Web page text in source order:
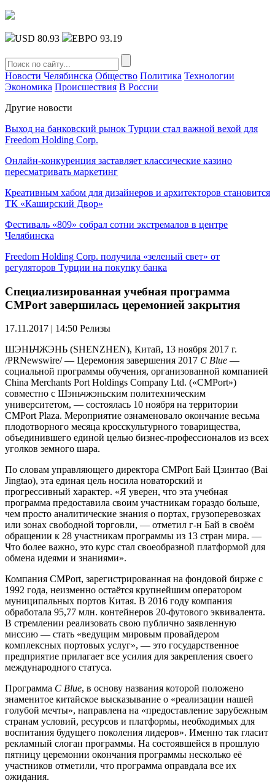
USD 80.93 ЕВРО 93.19
Новости Челябинска Общество Политика Технологии
Экономика Происшествия В России
Другие новости
Выход на банковский рынок Турции стал важной вехой для
Freedom Holding Corp.
Онлайн-конкуренция заставляет классические казино
пересматривать маркетинг
Креативным хабом для дизайнеров и архитекторов становится
ТК «Каширский Двор»
Фестиваль «809» собрал сотни экстремалов в центре
Челябинска
Freedom Holding Corp. получила «зеленый свет» от
регуляторов Турции на покупку банка
Специализированная учебная программа
CMPort завершилась церемонией закрытия
17.11.2017 | 14:50 Релизы
ШЭНЬЧЖЭНЬ (SHENZHEN), Китай, 13 ноября 2017 г.
/PRNewswire/ — Церемония завершения 2017 C Blue —
социальной программы обучения, организованной компанией
China Merchants Port Holdings Company Ltd. («CMPort»)
совместно с Шэньчжэньским политехническим
университетом, — состоялась 10 ноября на территории
CMPort Plaza. Мероприятие ознаменовало окончание весьма
плодотворного месяца кросскультурного товарищества,
объединившего единой целью бизнес-профессионалов из всех
уголков земного шара.
По словам управляющего директора CMPort Бай Цзинтао (Bai
Jingtao), эта единая цель носила новаторский и
прогрессивный характер. «Я уверен, что эта учебная
программа предоставила своим участникам гораздо больше,
чем просто аналитические знания о портах, грузоперевозках
или зонах свободной торговли, — отметил г-н Бай в своём
обращении к 28 участникам программы из 13 стран мира. —
Что более важно, это курс стал своеобразной платформой для
обмена идеями и знаниями».
Компания CMPort, зарегистрированная на фондовой бирже с
1992 года, неизменно остаётся крупнейшим оператором
муниципальных портов Китая. В 2016 году компания
обработала 95,77 млн. контейнеров 20-футового эквивалента.
В стремлении реализовать свою публично заявленную
миссию — стать «ведущим мировым провайдером
комплексных портовых услуг», — это государственное
предприятие прилагает все усилия для закрепления своего
международного статуса.
Программа C Blue, в основу названия которой положено
знаменитое китайское высказывание о «реализации нашей
голубой мечты», направлена на «предоставление зарубежным
странам условий, ресурсов и платформы, необходимых для
воспитания будущего поколения лидеров». Именно так гласит
рекламный слоган программы. На состоявшейся в прошлую
пятницу церемонии окончания программы несколько её
участников отметили, что программа оправдала все их
ожидания.